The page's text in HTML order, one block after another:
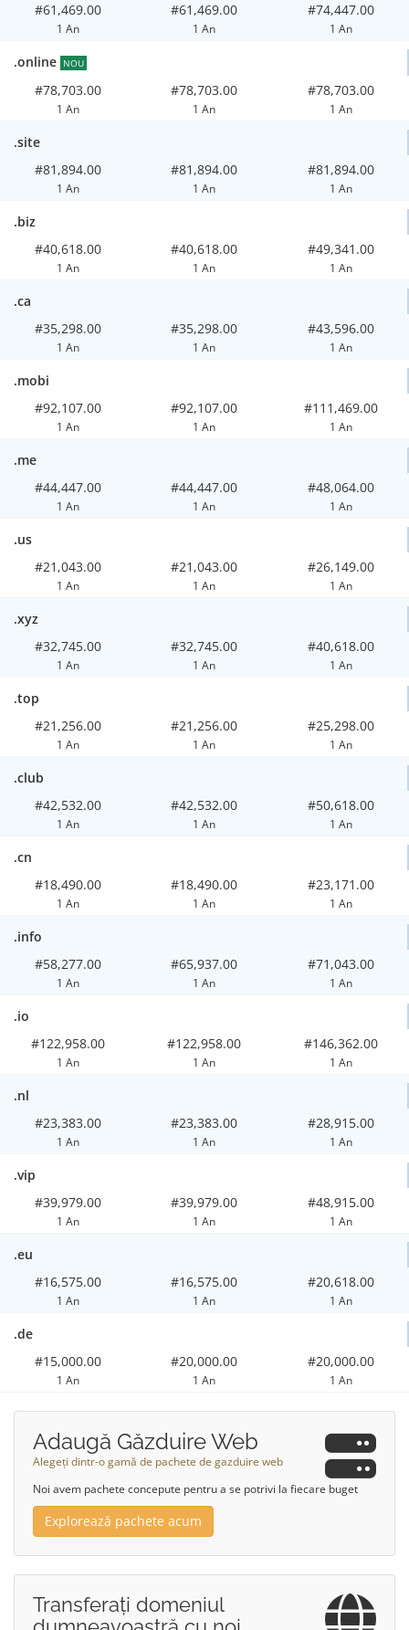
#61,469.00
1 An
#61,469.00
1 An
#74,447.00
1 An
.online NOU
#78,703.00
1 An
#78,703.00
1 An
#78,703.00
1 An
.site
#81,894.00
1 An
#81,894.00
1 An
#81,894.00
1 An
.biz
#40,618.00
1 An
#40,618.00
1 An
#49,341.00
1 An
.ca
#35,298.00
1 An
#35,298.00
1 An
#43,596.00
1 An
.mobi
#92,107.00
1 An
#92,107.00
1 An
#111,469.00
1 An
.me
#44,447.00
1 An
#44,447.00
1 An
#48,064.00
1 An
.us
#21,043.00
1 An
#21,043.00
1 An
#26,149.00
1 An
.xyz
#32,745.00
1 An
#32,745.00
1 An
#40,618.00
1 An
.top
#21,256.00
1 An
#21,256.00
1 An
#25,298.00
1 An
.club
#42,532.00
1 An
#42,532.00
1 An
#50,618.00
1 An
.cn
#18,490.00
1 An
#18,490.00
1 An
#23,171.00
1 An
.info
#58,277.00
1 An
#65,937.00
1 An
#71,043.00
1 An
.io
#122,958.00
1 An
#122,958.00
1 An
#146,362.00
1 An
.nl
#23,383.00
1 An
#23,383.00
1 An
#28,915.00
1 An
.vip
#39,979.00
1 An
#39,979.00
1 An
#48,915.00
1 An
.eu
#16,575.00
1 An
#16,575.00
1 An
#20,618.00
1 An
.de
#15,000.00
1 An
#20,000.00
1 An
#20,000.00
1 An
Adaugă Găzduire Web
Alegeți dintr-o gamă de pachete de gazduire web
Noi avem pachete concepute pentru a se potrivi la fiecare buget
Explorează pachete acum
Transferați domeniul